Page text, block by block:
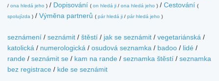
/ ona hledá jeho ) / Dopisování ( on hledá ji / ona hledá jeho ) / Cestování (
spolujízda ) / Výměna partnerů ( pár hledá ji / pár hledá jeho )
seznámení / seznámit / štěstí / jak se seznámit / vegetariánská /
katolická / numerologická / osudová seznamka / badoo / lidé /
rande / seznámit se / kam na rande / seznamka štěstí / seznamka
bez registrace / kde se seznámit